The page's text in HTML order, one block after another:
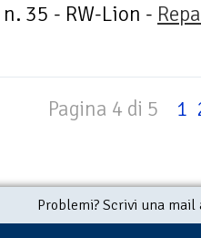
n. 35 - RW-Lion -
Pagina 4 di 5 1
Problemi? Scrivi una